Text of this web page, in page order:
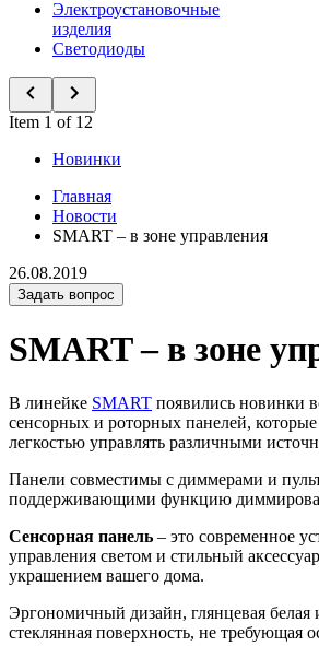
Электроустановочные
изделия
Светодиоды
Item 1 of 12
Новинки
Главная
Новости
SMART – в зоне управления
26.08.2019
Задать вопрос
SMART – в зоне
В линейке SMART появились новинки
сенсорных и роторных панелей,
легкостью управлять различными
Панели совместимы с диммерами и
поддерживающими функцию
Сенсорная панель – это современное
управления светом и стильный
украшением вашего дома.
Эргономичный дизайн, глянцевая белая
стеклянная поверхность, не требующая